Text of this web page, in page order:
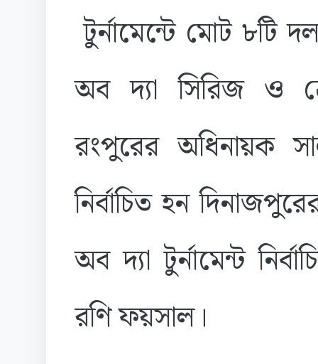
টুর্নামেন্টে মোট ৮টি
অব দ্যা সিরিজ ও
রংপুরের অধিনায়ক
নির্বাচিত হন
অব দ্যা টুর্নামেন্ট
রণি ফয়সাল।